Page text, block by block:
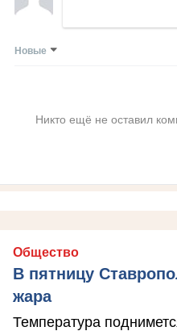
Новые
Никто ещё не оставил
Общество
В пятницу
жара
Температура